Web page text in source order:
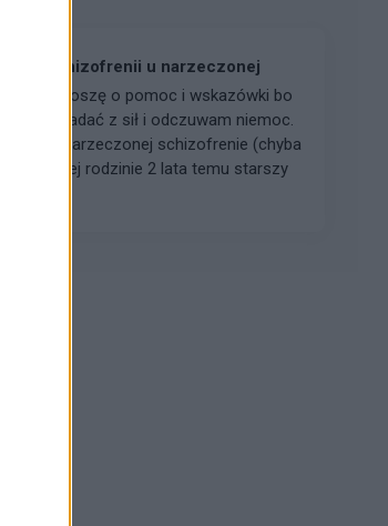
schizofrenii u narzeczonej
bardzo proszę o pomoc i wskazówki bo
opadać z sił i odczuwam niemoc.
u narzeczonej schizofrenie (chyba
w jej rodzinie 2 lata temu starszy